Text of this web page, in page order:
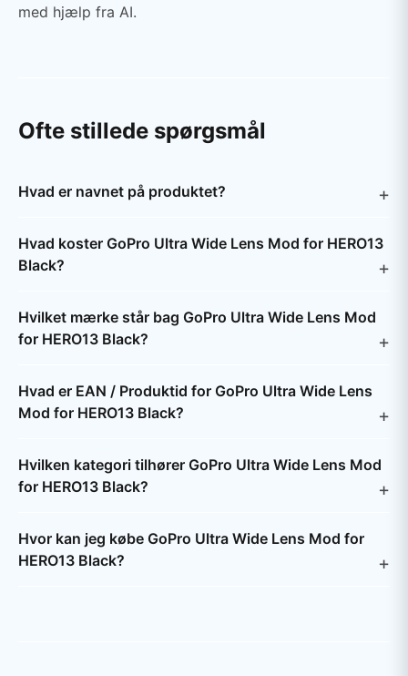
med hjælp fra AI.
Ofte stillede spørgsmål
Hvad er navnet på produktet?
Hvad koster GoPro Ultra Wide Lens Mod for HERO13
Black?
Hvilket mærke står bag GoPro Ultra Wide Lens Mod
for HERO13 Black?
Hvad er EAN / Produktid for GoPro Ultra Wide Lens
Mod for HERO13 Black?
Hvilken kategori tilhører GoPro Ultra Wide Lens Mod
for HERO13 Black?
Hvor kan jeg købe GoPro Ultra Wide Lens Mod for
HERO13 Black?